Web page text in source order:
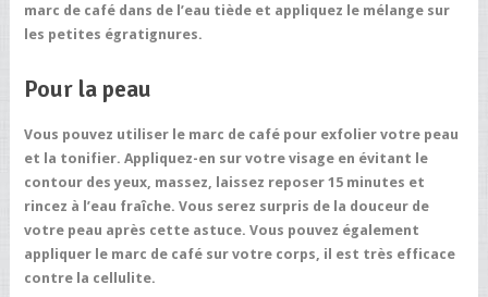
marc de café dans de l’eau tiède et appliquez le mélange sur
les petites égratignures.
Pour la peau
Vous pouvez utiliser le marc de café pour exfolier votre peau
et la tonifier. Appliquez-en sur votre visage en évitant le
contour des yeux, massez, laissez reposer 15 minutes et
rincez à l’eau fraîche. Vous serez surpris de la douceur de
votre peau après cette astuce. Vous pouvez également
appliquer le marc de café sur votre corps, il est très efficace
contre la cellulite.